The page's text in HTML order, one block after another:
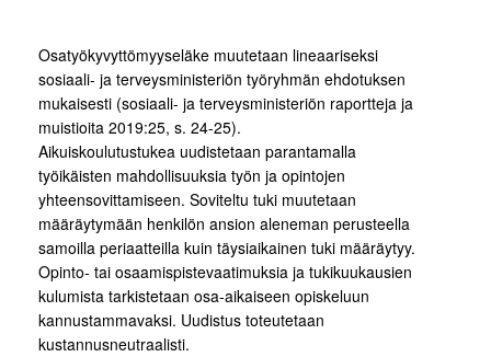
Osatyökyvyttömyyseläke muutetaan lineaariseksi
sosiaali- ja terveysministeriön työryhmän ehdotuksen
mukaisesti (sosiaali- ja terveysministeriön raportteja ja
muistioita 2019:25, s. 24-25).
Aikuiskoulutustukea uudistetaan parantamalla
työikäisten mahdollisuuksia työn ja opintojen
yhteensovittamiseen. Soviteltu tuki muutetaan
määräytymään henkilön ansion aleneman perusteella
samoilla periaatteilla kuin täysiaikainen tuki määräytyy.
Opinto- tai osaamispistevaatimuksia ja tukikuukausien
kulumista tarkistetaan osa-aikaiseen opiskeluun
kannustammavaksi. Uudistus toteutetaan
kustannusneutraalisti.